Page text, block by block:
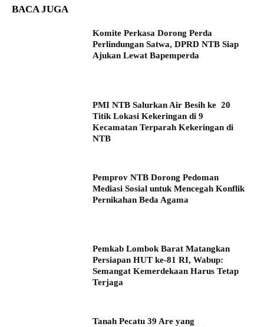
BACA JUGA
Komite Perkasa Dorong Perda
Perlindungan Satwa, DPRD NTB Siap
Ajukan Lewat Bapemperda
PMI NTB Salurkan Air Besih ke 20
Titik Lokasi Kekeringan di 9
Kecamatan Terparah Kekeringan di
NTB
Pemprov NTB Dorong Pedoman
Mediasi Sosial untuk Mencegah Konflik
Pernikahan Beda Agama
Pemkab Lombok Barat Matangkan
Persiapan HUT ke-81 RI, Wabup:
Semangat Kemerdekaan Harus Tetap
Terjaga
Tanah Pecatu 39 Are yang